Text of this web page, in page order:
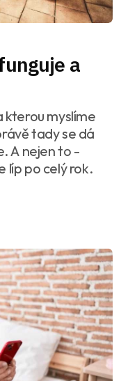
a
kterou myslíme
tady se dá
A nejen to -
líp po celý rok.